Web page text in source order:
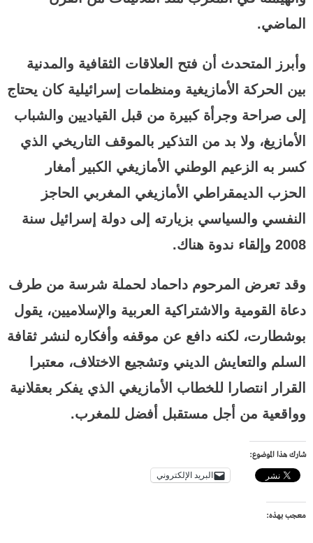
الماضي.
وأبرز المتحدث أن فتح العلاقات الثقافية والمدنية
بين الحركة الأمازيغية ومنظمات إسرائيلية كان يحتاج
إلى صراحة وجرأة كبيرة من قبل القياديين والشباب
الأمازيغ، ولا بد من التذكير بالموقف التاريخي الذي
كسر به الزعيم الوطني الأمازيغي الكبير أمغار
الحزب الديمقراطي الأمازيغي المغربي الحاجز
النفسي والسياسي بزيارته إلى دولة إسرائيل سنة
2008 وإلقاء ندوة هناك.
وقد تعرض المرحوم داحماد لحملة شرسة من طرف
دعاة القومية والاشتراكية العربية والإسلاميين، يقول
بوشطارت، لكنه دافع عن موقفه وأفكاره لنشر ثقافة
السلم والتعايش الديني وتشجيع الاختلاف، معتبرا
القرار انتصارا للخطاب الأمازيغي الذي يفكر بعقلانية
وواقعية من أجل مستقبل أفضل للمغرب.
شارك هذا الموضوع:
البريد الإلكتروني
معجب بهذه: